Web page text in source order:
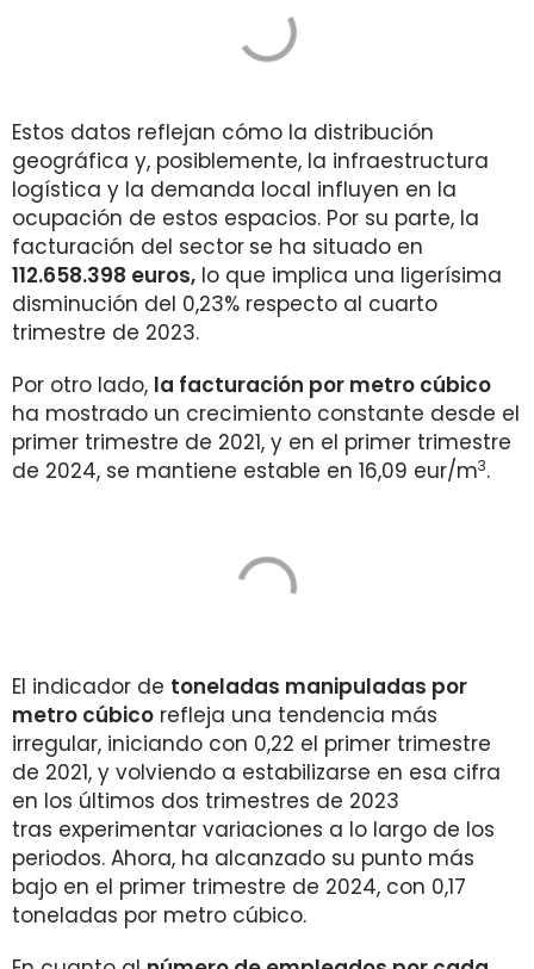
Estos datos reflejan cómo la distribución
geográfica y, posiblemente, la infraestructura
logística y la demanda local influyen en la
ocupación de estos espacios. Por su parte, la
facturación del sector se ha situado en
112.658.398 euros, lo que implica una ligerísima
disminución del 0,23% respecto al cuarto
trimestre de 2023.
Por otro lado, la facturación por metro cúbico
ha mostrado un crecimiento constante desde el
primer trimestre de 2021, y en el primer trimestre
de 2024, se mantiene estable en 16,09 eur/m3.
El indicador de toneladas manipuladas por
metro cúbico refleja una tendencia más
irregular, iniciando con 0,22 el primer trimestre
de 2021, y volviendo a estabilizarse en esa cifra
en los últimos dos trimestres de 2023
tras experimentar variaciones a lo largo de los
periodos. Ahora, ha alcanzado su punto más
bajo en el primer trimestre de 2024, con 0,17
toneladas por metro cúbico.